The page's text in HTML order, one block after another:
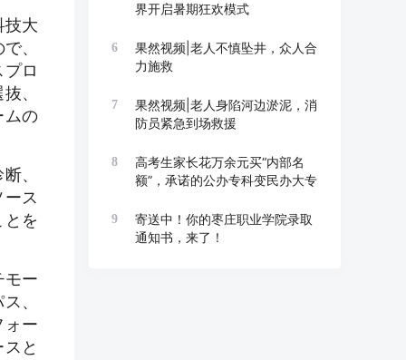
大
、
ロ
、
ムの
、
ス
を
モー
、
ォー
と
界开启暑期狂欢模式
6
果然视频|老人不慎坠井，众人合
力施救
7
果然视频|老人身陷河边淤泥，消
防员紧急到场救援
8
高考生家长花万余元买“内部名
额”，承诺的公办专科变民办大专
9
寄送中！你的枣庄职业学院录取
通知书，来了！